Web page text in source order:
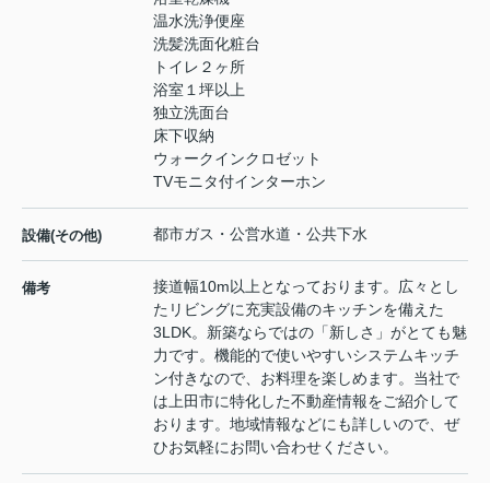
温水洗浄便座
洗髪洗面化粧台
トイレ２ヶ所
浴室１坪以上
独立洗面台
床下収納
ウォークインクロゼット
TVモニタ付インターホン
設備(その他) 都市ガス・公営水道・公共下水
備考
接道幅10m以上となっております。広々とし
たリビングに充実設備のキッチンを備えた
3LDK。新築ならではの「新しさ」がとても魅
力です。機能的で使いやすいシステムキッチ
ン付きなので、お料理を楽しめます。当社で
は上田市に特化した不動産情報をご紹介して
おります。地域情報などにも詳しいので、ぜ
ひお気軽にお問い合わせください。